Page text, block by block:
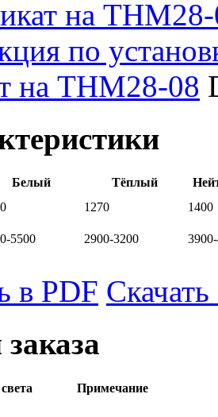
на
по
на THM28-08
Белый Тёплый
1270
1400
5500 2900-3200
в PDF
Примечание